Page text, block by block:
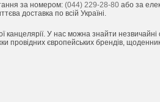
за номером: (044) 229-28-80або за
доставка по всій Україні.
канцелярії. У нас можна знайти
провідних європейських брендів,